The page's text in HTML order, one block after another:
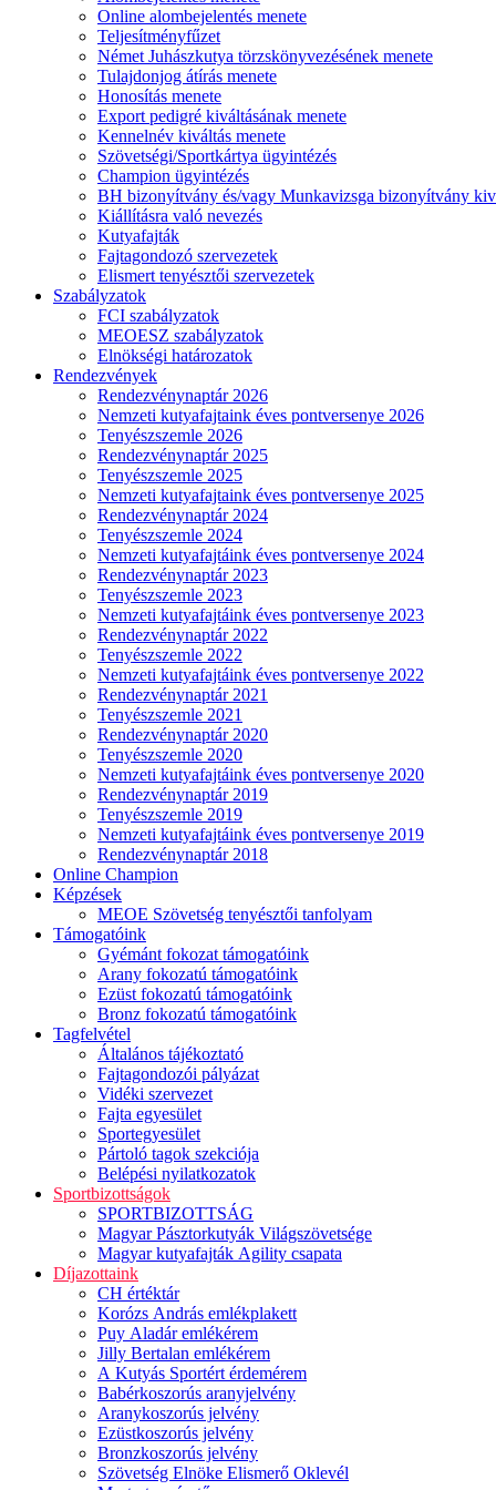
Online alombejelentés menete
Teljesítményfűzet
Német Juhászkutya törzskönyvezésének menete
Tulajdonjog átírás menete
Honosítás menete
Export pedigré kiváltásának menete
Kennelnév kiváltás menete
Szövetségi/Sportkártya ügyintézés
Champion ügyintézés
BH bizonyítvány és/vagy Munkavizsga bizonyítvány
Kiállításra való nevezés
Kutyafajták
Fajtagondozó szervezetek
Elismert tenyésztői szervezetek
Szabályzatok
FCI szabályzatok
MEOESZ szabályzatok
Elnökségi határozatok
Rendezvények
Rendezvénynaptár 2026
Nemzeti kutyafajtaink éves pontversenye 2026
Tenyészszemle 2026
Rendezvénynaptár 2025
Tenyészszemle 2025
Nemzeti kutyafajtaink éves pontversenye 2025
Rendezvénynaptár 2024
Tenyészszemle 2024
Nemzeti kutyafajtáink éves pontversenye 2024
Rendezvénynaptár 2023
Tenyészszemle 2023
Nemzeti kutyafajtáink éves pontversenye 2023
Rendezvénynaptár 2022
Tenyészszemle 2022
Nemzeti kutyafajtáink éves pontversenye 2022
Rendezvénynaptár 2021
Tenyészszemle 2021
Rendezvénynaptár 2020
Tenyészszemle 2020
Nemzeti kutyafajtáink éves pontversenye 2020
Rendezvénynaptár 2019
Tenyészszemle 2019
Nemzeti kutyafajtáink éves pontversenye 2019
Rendezvénynaptár 2018
Online Champion
Képzések
MEOE Szövetség tenyésztői tanfolyam
Támogatóink
Gyémánt fokozat támogatóink
Arany fokozatú támogatóink
Ezüst fokozatú támogatóink
Bronz fokozatú támogatóink
Tagfelvétel
Általános tájékoztató
Fajtagondozói pályázat
Vidéki szervezet
Fajta egyesület
Sportegyesület
Pártoló tagok szekciója
Belépési nyilatkozatok
Sportbizottságok
SPORTBIZOTTSÁG
Magyar Pásztorkutyák Világszövetsége
Magyar kutyafajták Agility csapata
Díjazottaink
CH értéktár
Korózs András emlékplakett
Puy Aladár emlékérem
Jilly Bertalan emlékérem
A Kutyás Sportért érdemérem
Babérkoszorús aranyjelvény
Aranykoszorús jelvény
Ezüstkoszorús jelvény
Bronzkoszorús jelvény
Szövetség Elnöke Elismerő Oklevél